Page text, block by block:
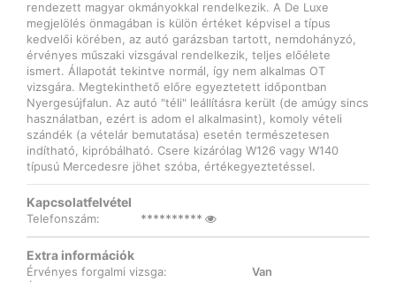
rendezett magyar okmányokkal rendelkezik. A De Luxe
megjelölés önmagában is külön értéket képvisel a típus
kedvelői körében, az autó garázsban tartott, nemdohányzó,
érvényes műszaki vizsgával rendelkezik, teljes előélete
ismert. Állapotát tekintve normál, így nem alkalmas OT
vizsgára. Megtekinthető előre egyeztetett időpontban
Nyergesújfalun. Az autó "téli" leállításra került (de amúgy sincs
használatban, ezért is adom el alkalmasint), komoly vételi
szándék (a vételár bemutatása) esetén természetesen
indítható, kipróbálható. Csere kizárólag W126 vagy W140
típusú Mercedesre jöhet szóba, értékegyeztetéssel.
Kapcsolatfelvétel
Telefonszám: **********
Extra információk
Érvényes forgalmi vizsga:
Van